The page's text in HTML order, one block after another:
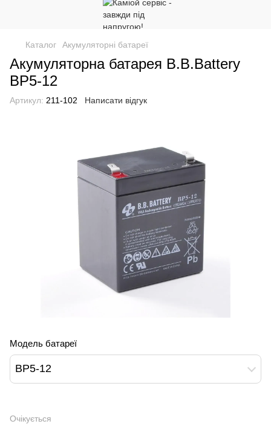
Каталог Акумуляторні батареї
Акумуляторна батарея B.B.Battery
BP5-12
Артикул: 211-102 Написати відгук
Модель батареї
BP5-12
Очікується